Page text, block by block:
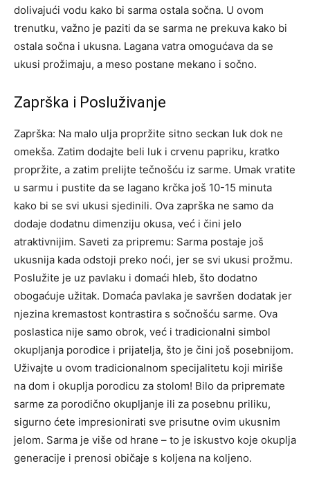
dolivajući vodu kako bi sarma ostala sočna. U ovom
trenutku, važno je paziti da se sarma ne prekuva kako bi
ostala sočna i ukusna. Lagana vatra omogućava da se
ukusi prožimaju, a meso postane mekano i sočno.
Zaprška i Posluživanje
Zaprška: Na malo ulja propržite sitno seckan luk dok ne
omekša. Zatim dodajte beli luk i crvenu papriku, kratko
propržite, a zatim prelijte tečnošću iz sarme. Umak vratite
u sarmu i pustite da se lagano krčka još 10-15 minuta
kako bi se svi ukusi sjedinili. Ova zaprška ne samo da
dodaje dodatnu dimenziju okusa, već i čini jelo
atraktivnijim. Saveti za pripremu: Sarma postaje još
ukusnija kada odstoji preko noći, jer se svi ukusi prožmu.
Poslužite je uz pavlaku i domaći hleb, što dodatno
obogaćuje užitak. Domaća pavlaka je savršen dodatak jer
njezina kremastost kontrastira s sočnošću sarme. Ova
poslastica nije samo obrok, već i tradicionalni simbol
okupljanja porodice i prijatelja, što je čini još posebnijom.
Uživajte u ovom tradicionalnom specijalitetu koji miriše
na dom i okuplja porodicu za stolom! Bilo da pripremate
sarme za porodično okupljanje ili za posebnu priliku,
sigurno ćete impresionirati sve prisutne ovim ukusnim
jelom. Sarma je više od hrane – to je iskustvo koje okuplja
generacije i prenosi običaje s koljena na koljeno.